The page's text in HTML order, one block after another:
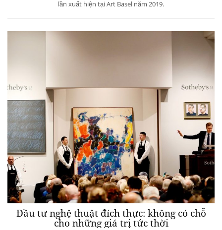
lần xuất hiện tại Art Basel năm 2019.
Đầu tư nghệ thuật đích thực: không có chỗ
cho những giá trị tức thời